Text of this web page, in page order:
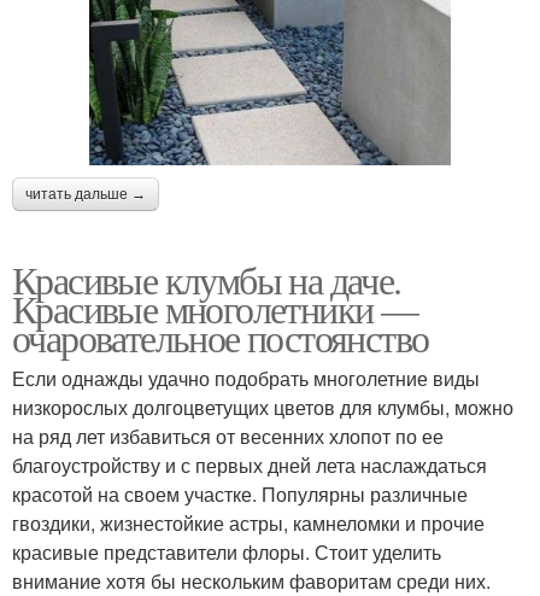
читать дальше →
Красивые клумбы на даче.
Красивые многолетники —
очаровательное постоянство
Если однажды удачно подобрать многолетние виды
низкорослых долгоцветущих цветов для клумбы, можно
на ряд лет избавиться от весенних хлопот по ее
благоустройству и с первых дней лета наслаждаться
красотой на своем участке. Популярны различные
гвоздики, жизнестойкие астры, камнеломки и прочие
красивые представители флоры. Стоит уделить
внимание хотя бы нескольким фаворитам среди них.